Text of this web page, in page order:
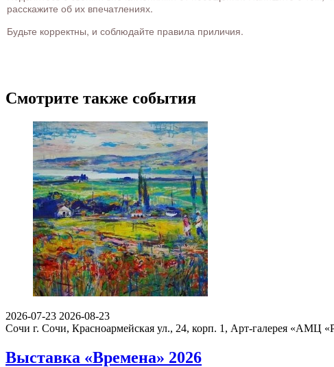
расскажите об их впечатлениях.
Будьте корректны, и соблюдайте правила приличия.
Смотрите также события
2026-07-23 2026-08-23
Сочи г. Сочи, Красноармейская ул., 24, корп. 1, Арт-галерея «АМЦ
Выставка «Времена» 2026